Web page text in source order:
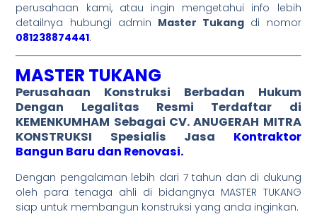
perusahaan kami, atau ingin mengetahui info lebih
detailnya hubungi admin Master Tukang di nomor
081238874441.
MASTER TUKANG
Perusahaan Konstruksi Berbadan Hukum
Dengan Legalitas Resmi Terdaftar di
KEMENKUMHAM Sebagai CV. ANUGERAH MITRA
KONSTRUKSI Spesialis Jasa Kontraktor
Bangun Baru dan Renovasi.
Dengan pengalaman lebih dari 7 tahun dan di dukung
oleh para tenaga ahli di bidangnya MASTER TUKANG
siap untuk membangun konstruksi yang anda inginkan.